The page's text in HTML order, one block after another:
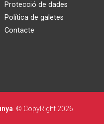
Protecció de dades
Política de galetes
Contacte
. © CopyRight 2026